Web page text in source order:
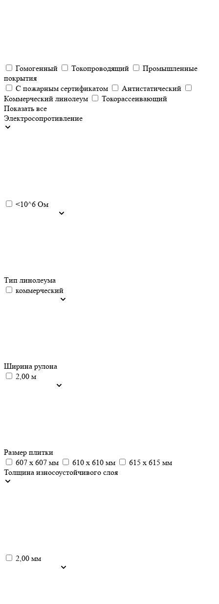
Гомогенный Токопроводящий
Промышленные
покрытия
С пожарным сертификатом
Антистатический
Коммерческий линолеум
Токорассеивающий
Показать все
Электросопротивление
<10^6 Ом
Тип линолеума
коммерческий
Ширина рулона
2,00 м
Размер плитки
607 х 607 мм
610 х 610 мм
615 х 615 мм
Толщина износоустойчивого слоя
2,00 мм